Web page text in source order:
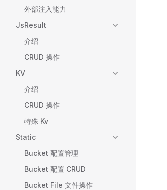
外部注入能力
JsResult
介绍
CRUD 操作
KV
介绍
CRUD 操作
特殊 Kv
Static
Bucket 配置管理
Bucket 配置 CRUD
Bucket File 文件操作